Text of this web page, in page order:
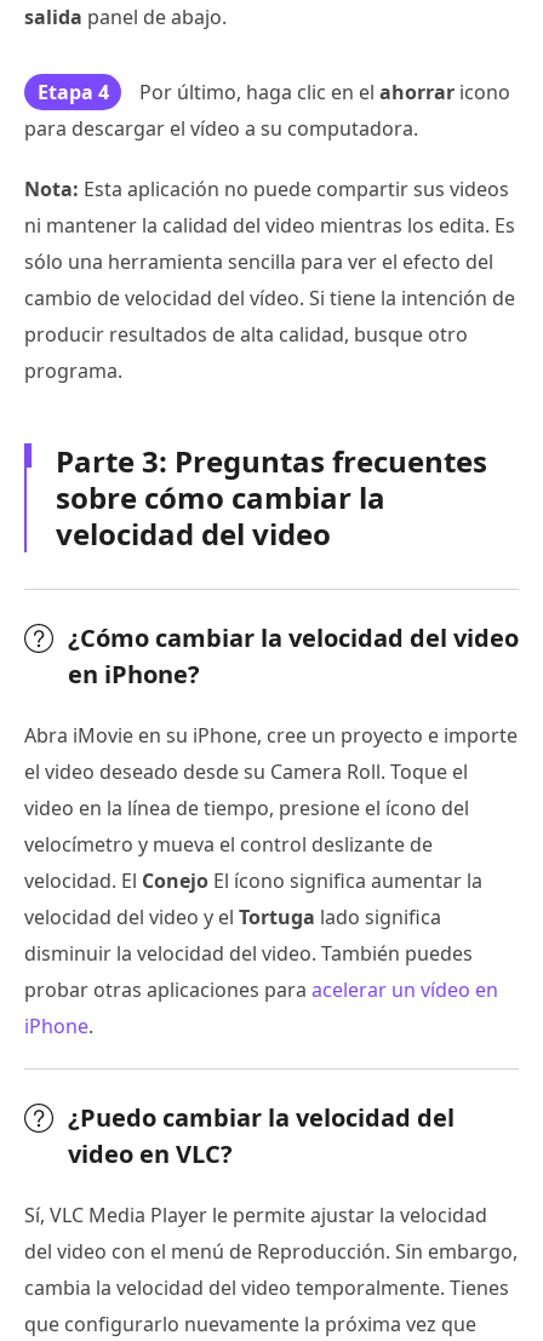
salida panel de abajo.
Etapa 4 Por último, haga clic en el ahorrar icono
para descargar el vídeo a su computadora.
Nota: Esta aplicación no puede compartir sus videos
ni mantener la calidad del video mientras los edita. Es
sólo una herramienta sencilla para ver el efecto del
cambio de velocidad del vídeo. Si tiene la intención de
producir resultados de alta calidad, busque otro
programa.
Parte 3: Preguntas frecuentes
sobre cómo cambiar la
velocidad del video
¿Cómo cambiar la velocidad del video
en iPhone?
Abra iMovie en su iPhone, cree un proyecto e importe
el video deseado desde su Camera Roll. Toque el
video en la línea de tiempo, presione el ícono del
velocímetro y mueva el control deslizante de
velocidad. El Conejo El ícono significa aumentar la
velocidad del video y el Tortuga lado significa
disminuir la velocidad del video. También puedes
probar otras aplicaciones para acelerar un vídeo en
iPhone.
¿Puedo cambiar la velocidad del
video en VLC?
Sí, VLC Media Player le permite ajustar la velocidad
del video con el menú de Reproducción. Sin embargo,
cambia la velocidad del video temporalmente. Tienes
que configurarlo nuevamente la próxima vez que